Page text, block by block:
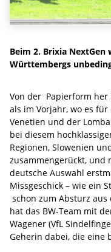
Beim 2. Brixia NextGen
Württembergs
Von der Papierform her
als im Vorjahr, wo es
Venetien und der
bei diesem
Regionen, Slowenien
zusammengerückt, und
deutsche Auswahl
Missgeschick – wie ein
schon zum Absturz
hat das BW-Team mit
Wagener (VfL
Geherin dabei, die eine